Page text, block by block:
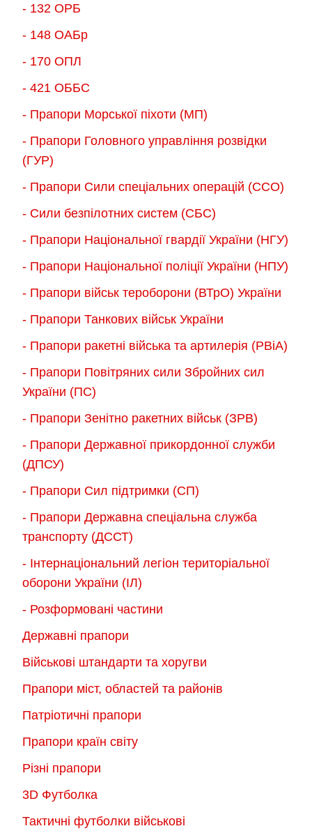
- 132 ОРБ
- 148 ОАБр
- 170 ОПЛ
- 421 ОББС
- Прапори Морської піхоти (МП)
- Прапори Головного управління розвідки
(ГУР)
- Прапори Сили спеціальних операцій (ССО)
- Сили безпілотних систем (СБС)
- Прапори Національної гвардії України (НГУ)
- Прапори Національної поліції України (НПУ)
- Прапори військ тероборони (ВТрО) України
- Прапори Танкових військ України
- Прапори ракетні війська та артилерія (РВіА)
- Прапори Повітряних сили Збройних сил
України (ПС)
- Прапори Зенітно ракетних військ (ЗРВ)
- Прапори Державної прикордонної служби
(ДПСУ)
- Прапори Сил підтримки (СП)
- Прапори Державна спеціальна служба
транспорту (ДССТ)
- Інтернаціональний легіон територіальної
оборони України (ІЛ)
- Розформовані частини
Державні прапори
Військові штандарти та хоругви
Прапори міст, областей та районів
Патріотичні прапори
Прапори країн світу
Різні прапори
3D Футболка
Тактичні футболки військові